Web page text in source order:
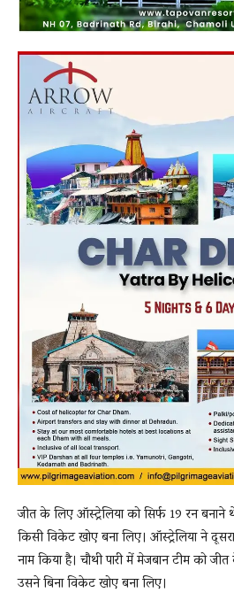
जीत के लिए ऑस्ट्रेलिया को सिर्फ 19 रन बनाने
किसी विकेट खोए बना लिए। ऑस्ट्रेलिया ने
नाम किया है। चौथी पारी में मेजबान टीम को
उसने बिना विकेट खोए बना लिए।